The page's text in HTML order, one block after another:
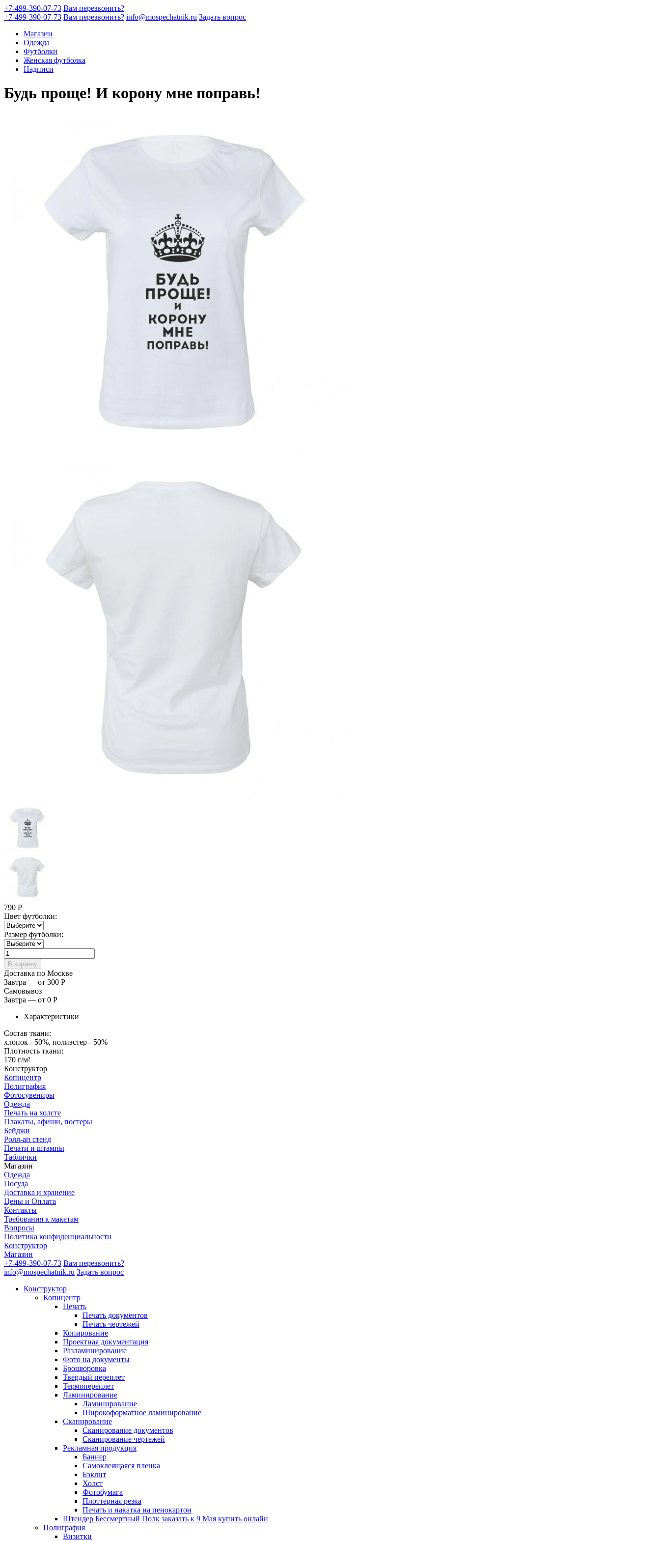
+7-499-390-07-73 Вам перезвонить?
+7-499-390-07-73 Вам перезвонить? info@mospechatnik.ru Задать вопрос
Магазин
Одежда
Футболки
Женская футболка
Надписи
Будь проще! И корону мне поправь!
790 Р
Цвет футболки:
Размер футболки:
Доставка по Москве
Завтра — от 300 Р
Самовывоз
Завтра — от 0 Р
Характеристики
Состав ткани:
хлопок - 50%, полиэстер - 50%
Плотность ткани:
170 г/м²
Конструктор
Копицентр
Полиграфия
Фотосувениры
Одежда
Печать на холсте
Плакаты, афиши, постеры
Бейджи
Ролл-ап стенд
Печати и штампы
Таблички
Магазин
Одежда
Посуда
Доставка и хранение
Цены и Оплата
Контакты
Требования к макетам
Вопросы
Политика конфиденциальности
Конструктор
Магазин
+7-499-390-07-73 Вам перезвонить?
info@mospechatnik.ru Задать вопрос
Конструктор
Копицентр
Печать
Печать документов
Печать чертежей
Копирование
Проектная документация
Разламинирование
Фото на документы
Брошюровка
Твердый переплет
Термопереплет
Ламинирование
Ламинирование
Широкоформатное ламинирование
Сканирование
Сканирование документов
Сканирование чертежей
Рекламная продукция
Баннер
Самоклеящаяся пленка
Бэклит
Холст
Фотобумага
Плоттерная резка
Печать и накатка на пенокартон
Штендер Бессмертный Полк заказать к 9 Мая купить онлайн
Полиграфия
Визитки